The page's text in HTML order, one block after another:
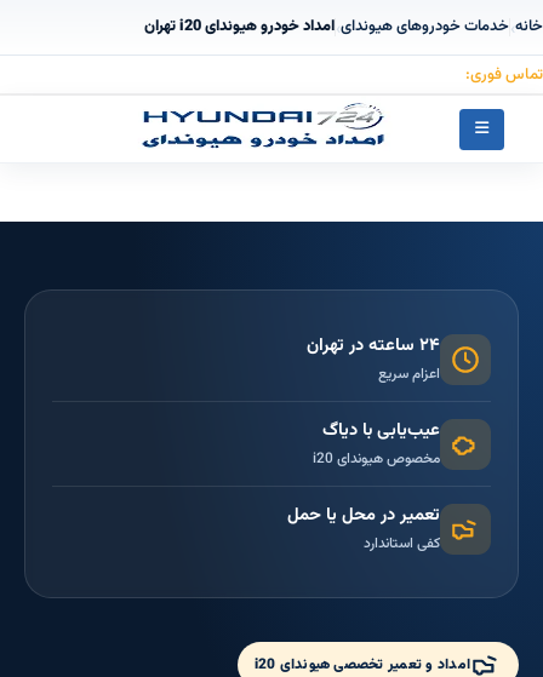
خانه›خدمات خودروهای هیوندای›امداد خودرو هیوندای i20 تهران
تماس فوری:
امداد و تعمیر تخصصی هیوندای i20
۲۴ ساعته در تهران
اعزام سریع
عیب‌یابی با دیاگ
مخصوص هیوندای i20
تعمیر در محل یا حمل
کفی استاندارد